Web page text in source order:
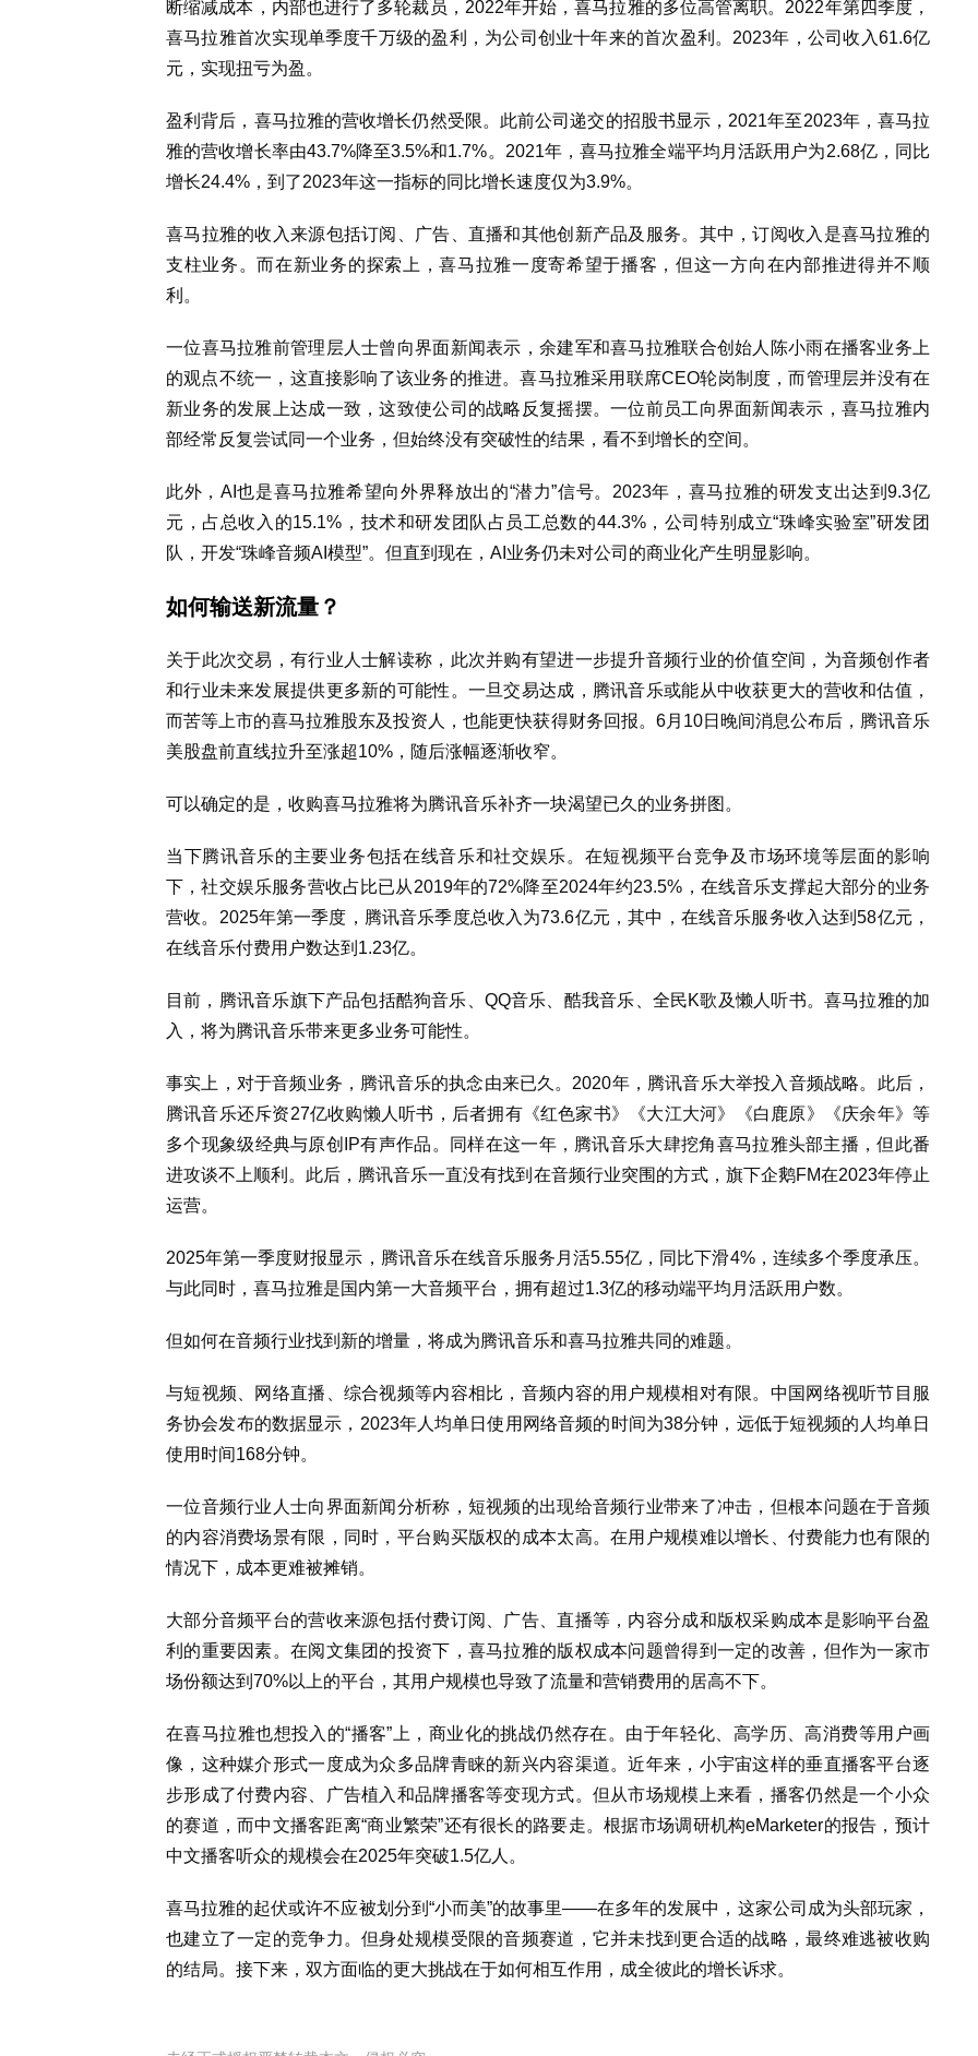
断缩减成本，内部也进行了多轮裁员， 2022年开始，喜马拉雅的多位高管离职。 2022年第四季度，
喜马拉雅首次实现单季度千万级的盈利，为公司创业十年来的首次盈利。2023年，公司收入61.6亿
元，实现扭亏为盈。
盈利背后，喜马拉雅的营收增长仍然受限。此前公司递交的招股书显示，2021年至2023年，喜马拉
雅的营收增长率由43.7%降至3.5%和1.7%。2021年，喜马拉雅全端平均月活跃用户为2.68亿，同比
增长24.4%，到了2023年这一指标的同比增长速度仅为3.9%。
喜马拉雅的收入来源包括订阅、广告、直播和其他创新产品及服务。其中，订阅收入是喜马拉雅的
支柱业务。而在新业务的探索上，喜马拉雅一度寄希望于播客，但这一方向在内部推进得并不顺
利。
一位喜马拉雅前管理层人士曾向界面新闻表示，余建军和喜马拉雅联合创始人陈小雨在播客业务上
的观点不统一，这直接影响了该业务的推进。喜马拉雅采用联席CEO轮岗制度，而管理层并没有在
新业务的发展上达成一致，这致使公司的战略反复摇摆。一位前员工向界面新闻表示，喜马拉雅内
部经常反复尝试同一个业务，但始终没有突破性的结果，看不到增长的空间。
此外，AI也是喜马拉雅希望向外界释放出的“潜力”信号。 2023年，喜马拉雅的研发支出达到9.3亿
元，占总收入的15.1%，技术和研发团队占员工总数的44.3%，公司特别成立“珠峰实验室”研发团
队，开发“珠峰音频AI模型”。但直到现在，AI业务仍未对公司的商业化产生明显影响。
如何输送新流量？
关于此次交易，有行业人士解读称，此次并购有望进一步提升音频行业的价值空间，为音频创作者
和行业未来发展提供更多新的可能性。一旦交易达成， 腾讯音乐或能从中收获更大的营收和估值，
而苦等上市的喜马拉雅股东及投资人，也能更快获得财务回报。6月10日晚间消息公布后，腾讯音乐
美股盘前直线拉升至涨超10%，随后涨幅逐渐收窄。
可以确定的是，收购喜马拉雅将为腾讯音乐补齐一块渴望已久的业务拼图。
当下腾讯音乐的主要业务包括在线音乐和社交娱乐。在短视频平台竞争及市场环境等层面的影响
下，社交娱乐服务营收占比已从2019年的72%降至2024年约23.5%，在线音乐支撑起大部分的业务
营收。2025年第一季度，腾讯音乐季度总收入为73.6亿元，其中，在线音乐服务收入达到58亿元，
在线音乐付费用户数达到1.23亿。
目前，腾讯音乐旗下产品包括酷狗音乐、QQ音乐、酷我音乐、全民K歌及懒人听书。喜马拉雅的加
入，将为腾讯音乐带来更多业务可能性。
事实上，对于音频业务，腾讯音乐的执念由来已久。2020年，腾讯音乐大举投入音频战略。此后，
腾讯音乐还斥资27亿收购懒人听书，后者拥有《红色家书》《大江大河》《白鹿原》《庆余年》等
多个现象级经典与原创IP有声作品。
同样在这一年，腾讯音乐大肆挖角喜马拉雅头部主播，但此番
进攻谈不上顺利。此后，腾讯音乐一直没有找到在音频行业突围的方式，旗下企鹅FM在2023年停止
运营。
2025年第一季度财报显示， 腾讯音乐在线音乐服务月活5.55亿，同比下滑4%，连续多个季度承压。
与此同时， 喜马拉雅是国内第一大音频平台，拥有超过1.3亿的移动端平均月活跃用户数。
但如何在音频行业找到新的增量，将成为腾讯音乐和喜马拉雅共同的难题。
与短视频、网络直播、综合视频等内容相比，音频内容的用户规模相对有限。中国网络视听节目服
务协会发布的数据显示，2023年人均单日使用网络音频的时间为38分钟，远低于短视频的人均单日
使用时间168分钟。
一位音频行业人士向界面新闻分析称，短视频的出现给音频行业带来了冲击，但根本问题在于音频
的内容消费场景有限，同时，平台购买版权的成本太高。在用户规模难以增长、付费能力也有限的
情况下，成本更难被摊销。
大部分音频平台的营收来源包括付费订阅、广告、直播等，内容分成和版权采购成本是影响平台盈
利的重要因素。在阅文集团的投资下，喜马拉雅的版权成本问题曾得到一定的改善，但作为一家市
场份额达到70%以上的平台，其用户规模也导致了流量和营销费用的居高不下。
在喜马拉雅也想投入的“播客”上，商业化的挑战仍然存在。由于年轻化、高学历、高消费等用户画
像，这种媒介形式一度成为众多品牌青睐的新兴内容渠道。近年来，小宇宙这样的垂直播客平台逐
步形成了付费内容、广告植入和品牌播客等变现方式。但从市场规模上来看，播客仍然是一个小众
的赛道，而中文播客距离“商业繁荣”还有很长的路要走。根据市场调研机构eMarketer的报告，预计
中文播客听众的规模会在2025年突破1.5亿人。
喜马拉雅的起伏或许不应被划分到“小而美”的故事里——在多年的发展中，这家公司成为头部玩家，
也建立了一定的竞争力。但身处规模受限的音频赛道，它并未找到更合适的战略，最终难逃被收购
的结局。接下来，双方面临的更大挑战在于如何相互作用，成全彼此的增长诉求。